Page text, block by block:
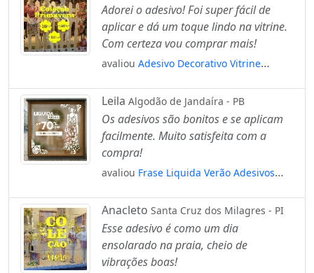
Adorei o adesivo! Foi super fácil de
aplicar e dá um toque lindo na vitrine.
Com certeza vou comprar mais!
avaliou Adesivo Decorativo Vitrine
Mod:2064
Leila Algodão de Jandaíra - PB
Os adesivos são bonitos e se aplicam
facilmente. Muito satisfeita com a
compra!
avaliou Frase Liquida Verão Adesivos
Anacleto Santa Cruz dos Milagres - PI
Esse adesivo é como um dia
ensolarado na praia, cheio de
vibrações boas!